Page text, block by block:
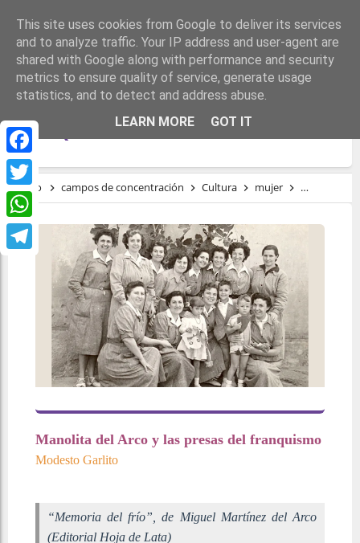
Facebook
Twitter
WhatsApp
Telegram
MANOLITA DEL ARCO Y LAS PRESAS DEL
FRANQUISMO
Inicio campos de concentración Cultura mujer presos
Manolita del Arco y las presas del franquismo
Modesto Garlito
“Memoria del frío”, de Miguel Martínez del Arco
(Editorial Hoja de Lata)
This site uses cookies from Google to deliver its services
and to analyze traffic. Your IP address and user-agent are
shared with Google along with performance and security
metrics to ensure quality of service, generate usage
statistics, and to detect and address abuse.
LEARN MORE
GOT IT